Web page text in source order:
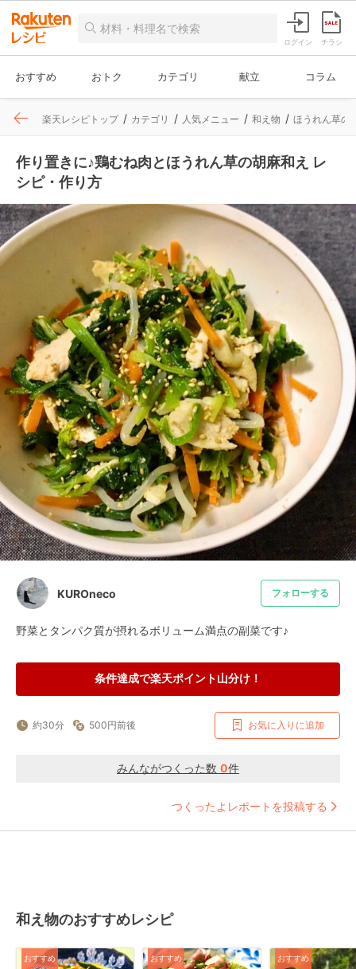
ログイン チラシ
おすすめ おトク カテゴリ 献立 コラム
楽天レシピトップ カテゴリ 人気メニュー 和え物 ほうれん草の
作り置きに♪鶏むね肉とほうれん草の胡麻和え レ
シピ・作り方
KUROneco フォローする
野菜とタンパク質が摂れるボリューム満点の副菜です♪
条件達成で楽天ポイント山分け！
約30分 500円前後 お気に入りに追加
みんながつくった数 0件
つくったよレポートを投稿する
和え物のおすすめレシピ
おすすめ おすすめ おすすめ